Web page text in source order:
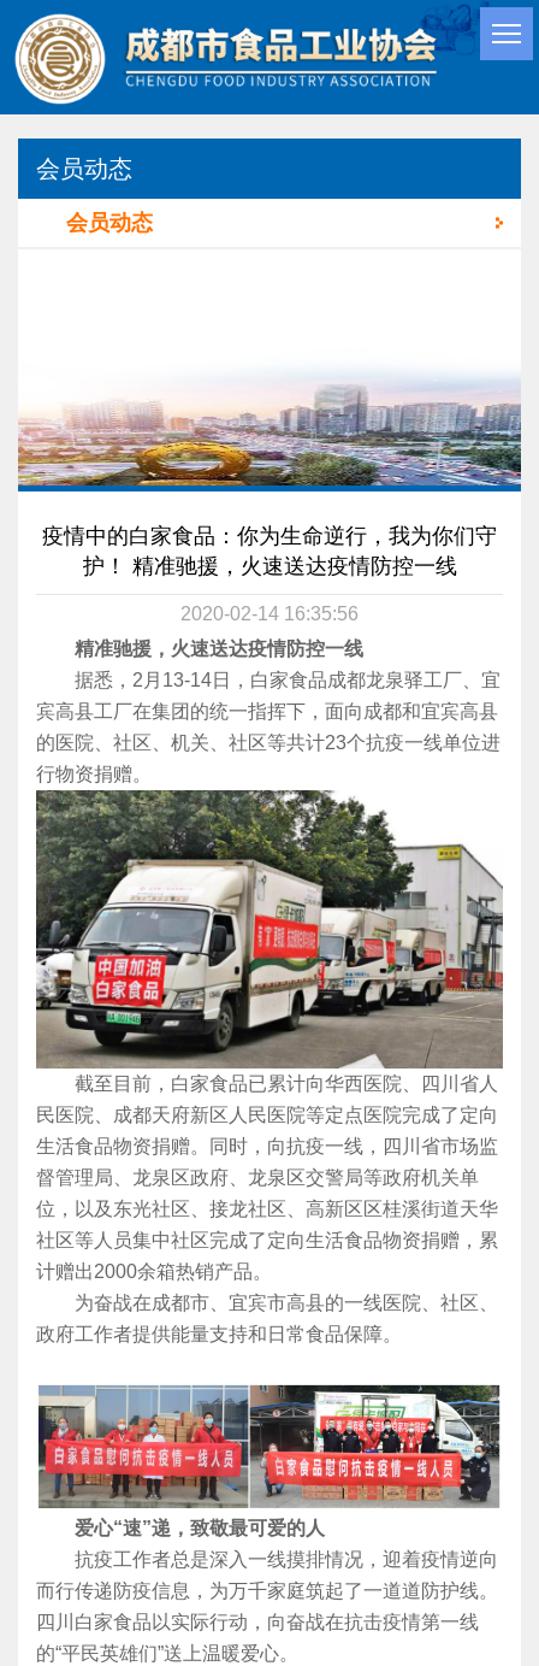
会员动态
会员动态
疫情中的白家食品：你为生命逆行，我为你们守
护！ 精准驰援，火速送达疫情防控一线
2020-02-14 16:35:56
精准驰援，火速送达疫情防控一线
据悉，2月13-14日，白家食品成都龙泉驿工厂、宜
宾高县工厂在集团的统一指挥下，面向成都和宜宾高县
的医院、社区、机关、社区等共计23个抗疫一线单位进
行物资捐赠。
截至目前，白家食品已累计向华西医院、四川省人
民医院、成都天府新区人民医院等定点医院完成了定向
生活食品物资捐赠。同时，向抗疫一线，四川省市场监
督管理局、龙泉区政府、龙泉区交警局等政府机关单
位，以及东光社区、接龙社区、高新区区桂溪街道天华
社区等人员集中社区完成了定向生活食品物资捐赠，累
计赠出2000余箱热销产品。
为奋战在成都市、宜宾市高县的一线医院、社区、
政府工作者提供能量支持和日常食品保障。
爱心“速”递，致敬最可爱的人
抗疫工作者总是深入一线摸排情况，迎着疫情逆向
而行传递防疫信息，为万千家庭筑起了一道道防护线。
四川白家食品以实际行动，向奋战在抗击疫情第一线
的“平民英雄们”送上温暖爱心。